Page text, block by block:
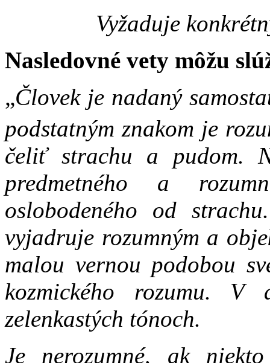
Vyžaduje
Nasledovné vety môžu
„Človek je nadaný
podstatným znakom je
čeliť strachu a pudom.
predmetného a
oslobodeného od
vyjadruje rozumným a
malou vernou podobou
kozmického rozumu.
zelenkastých tónoch.
Je nerozumné, ak